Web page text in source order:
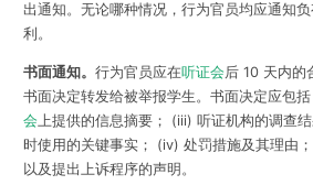
出通知。无论哪种情况，行为官员均应通知
利。
书面通知。 行为官员应在听证会 后 10 天内的
书面决定转发给被举报学生。书面决定应包
会 上提供的信息摘要； (iii) 听证机构的调查
时使用的关键事实； (iv) 处罚措施及其理由
以及提出上诉程序的声明。